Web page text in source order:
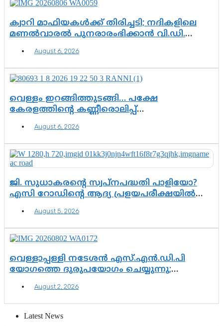
എന്തൊക്കെ വിവരങ്ങൾ?”
ക്വാറി മാഫിയകൾക്ക് തിരിച്ചടി; നദികളിലെ
മണൽവാരൽ പുനരാരംഭിക്കാൻ വി.ഡി.
August 6, 2026
വെള്ളം ഇറങ്ങിത്തുടങ്ങി… പക്ഷേ
കേരളത്തിന്റെ കണ്ണീരൊലിപ്പ്
August 6, 2026
ജി. സുധാകരന്റെ സ്വപ്നപദ്ധതി പാളിയോ?
എസി റോഡിന്റെ ആദ്യ പ്രളയപരീക്ഷയിൽ
August 5, 2026
വെള്ളാപ്പള്ളി നടേശൻ എസ്.എൻ.ഡി.പി
യോഗത്തെ ദുരുപയോഗം ചെയ്യുന്നു;
വിഷവിത്ത്: ഗോകുലം ഗോപാലൻ
August 2, 2026
Latest News